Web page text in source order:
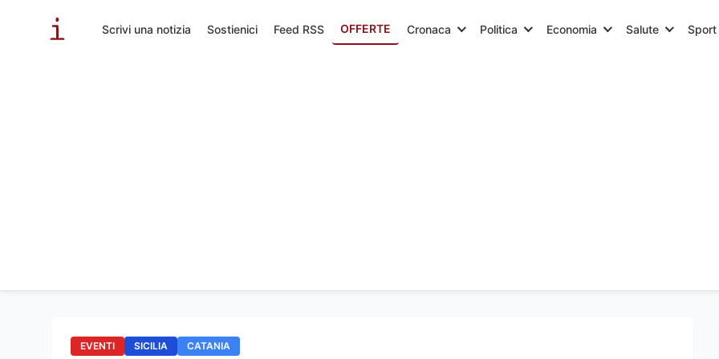
Scrivi una notizia Sostienici Feed RSS OFFERTE Cronaca Politica Economia Salute Sport
EVENTI SICILIA CATANIA